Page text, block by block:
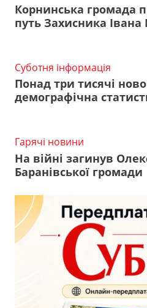
Корнинська громада
путь Захисника
Суботня інформація
Понад три тисячі
демографічна
Гарячі новини
На війні загинув
Баранівської громади